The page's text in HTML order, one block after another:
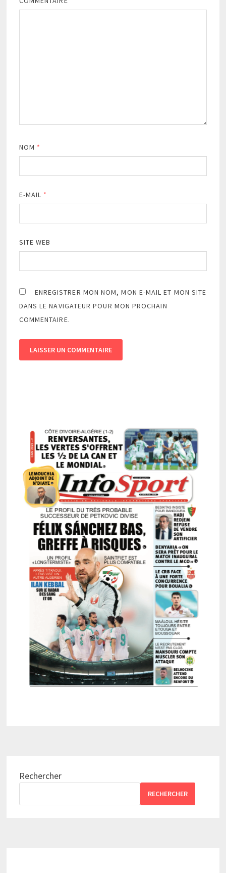
NOM *
E-MAIL *
SITE WEB
ENREGISTRER MON NOM, MON E-MAIL ET MON SITE
DANS LE NAVIGATEUR POUR MON PROCHAIN
COMMENTAIRE.
Rechercher
RECHERCHER